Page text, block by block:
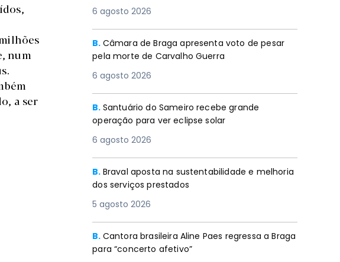
num
a ser
6 agosto 2026
B. Câmara de Braga apresenta voto de pesar
pela morte de Carvalho Guerra
6 agosto 2026
B. Santuário do Sameiro recebe grande
operação para ver eclipse solar
6 agosto 2026
B. Braval aposta na sustentabilidade e melhoria
dos serviços prestados
5 agosto 2026
B. Cantora brasileira Aline Paes regressa a Braga
para “concerto afetivo”